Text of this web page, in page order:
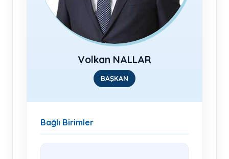
Volkan NALLAR
BAŞKAN
Bağlı Birimler